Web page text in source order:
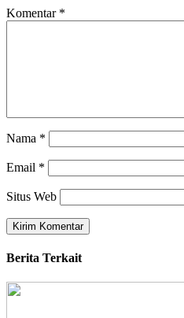
Komentar *
Nama *
Email *
Situs Web
Berita Terkait